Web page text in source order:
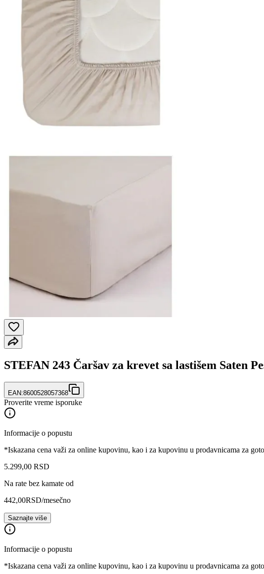
STEFAN 243 Čaršav za krevet sa lastišem Saten
EAN:8600528057368
Proverite vreme isporuke
Informacije o popustu
*Iskazana cena važi za online kupovinu, kao i za kupovinu u prodavnicama za
5.299,00 RSD
Na rate bez kamate od
442,00RSD/mesečno
Saznajte više
Informacije o popustu
*Iskazana cena važi za online kupovinu, kao i za kupovinu u prodavnicama za